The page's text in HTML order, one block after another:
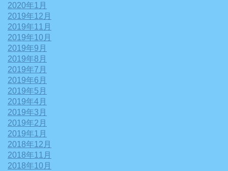
2020年1月
2019年12月
2019年11月
2019年10月
2019年9月
2019年8月
2019年7月
2019年6月
2019年5月
2019年4月
2019年3月
2019年2月
2019年1月
2018年12月
2018年11月
2018年10月